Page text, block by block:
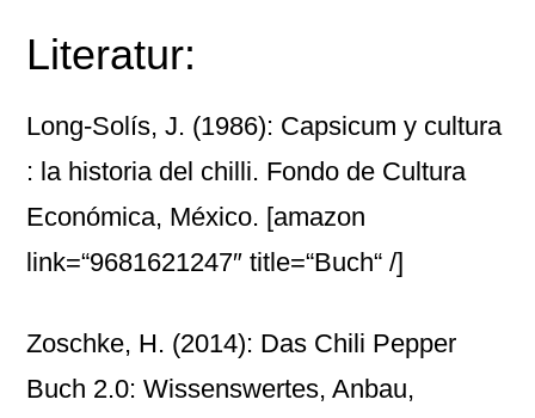
Literatur:
Long-Solís, J. (1986): Capsicum y cultura
: la historia del chilli. Fondo de Cultura
Económica, México. [amazon
link=“9681621247″ title=“Buch“ /]
Zoschke, H. (2014): Das Chili Pepper
Buch 2.0: Wissenswertes, Anbau,